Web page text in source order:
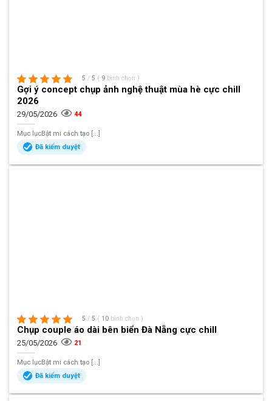
5 / 5 ( 9 bình chọn )
Gợi ý concept chụp ảnh nghệ thuật mùa hè cực chill
2026
29/05/2026 44
Mục lụcBật mí cách tạo [...]
Đã kiểm duyệt
5 / 5 ( 10 bình chọn )
Chụp couple áo dài bên biển Đà Nẵng cực chill
25/05/2026 21
Mục lụcBật mí cách tạo [...]
Đã kiểm duyệt